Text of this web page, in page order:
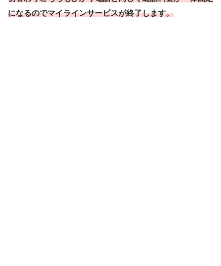
になるのでマイラインサービスが終了します。